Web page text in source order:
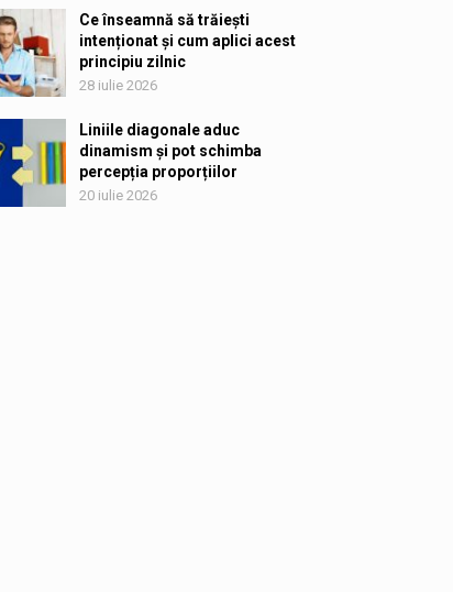
Ce înseamnă să trăiești
intenționat și cum aplici acest
principiu zilnic
28 iulie 2026
Liniile diagonale aduc
dinamism și pot schimba
percepția proporțiilor
20 iulie 2026